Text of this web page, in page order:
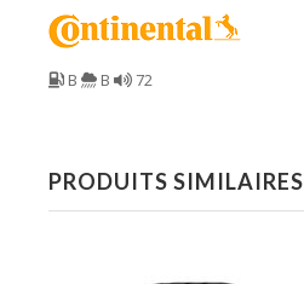
B B 72
PRODUITS SIMILAIRES